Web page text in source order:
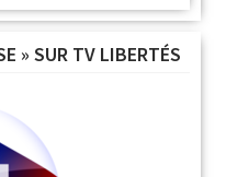
» SUR TV LIBERTÉS